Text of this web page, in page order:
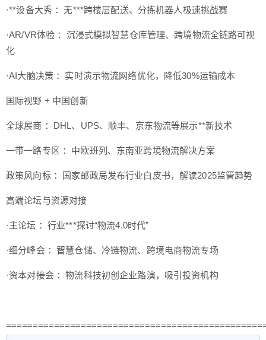
·**设备大秀 ：无***跨楼层配送、分拣机器人极速挑战赛
·AR/VR体验 ：沉浸式模拟智慧仓库管理、跨境物流全链路可视
化
·AI大脑决策 ：实时演示物流网络优化，降低30%运输成本
国际视野 + 中国创新
全球展商 ：DHL、UPS、顺丰、京东物流等展示**新技术
一带一路专区 ：中欧班列、东南亚跨境物流解决方案
政策风向标 ：国家邮政局发布行业白皮书，解读2025监管趋势
高端论坛与资源对接
·主论坛 ：行业***探讨“物流4.0时代”
·细分峰会 ：智慧仓储、冷链物流、跨境电商物流专场
·资本对接会 ：物流科技初创企业路演，吸引投资机构